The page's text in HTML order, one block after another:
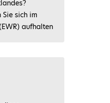
sich im
aufhalten